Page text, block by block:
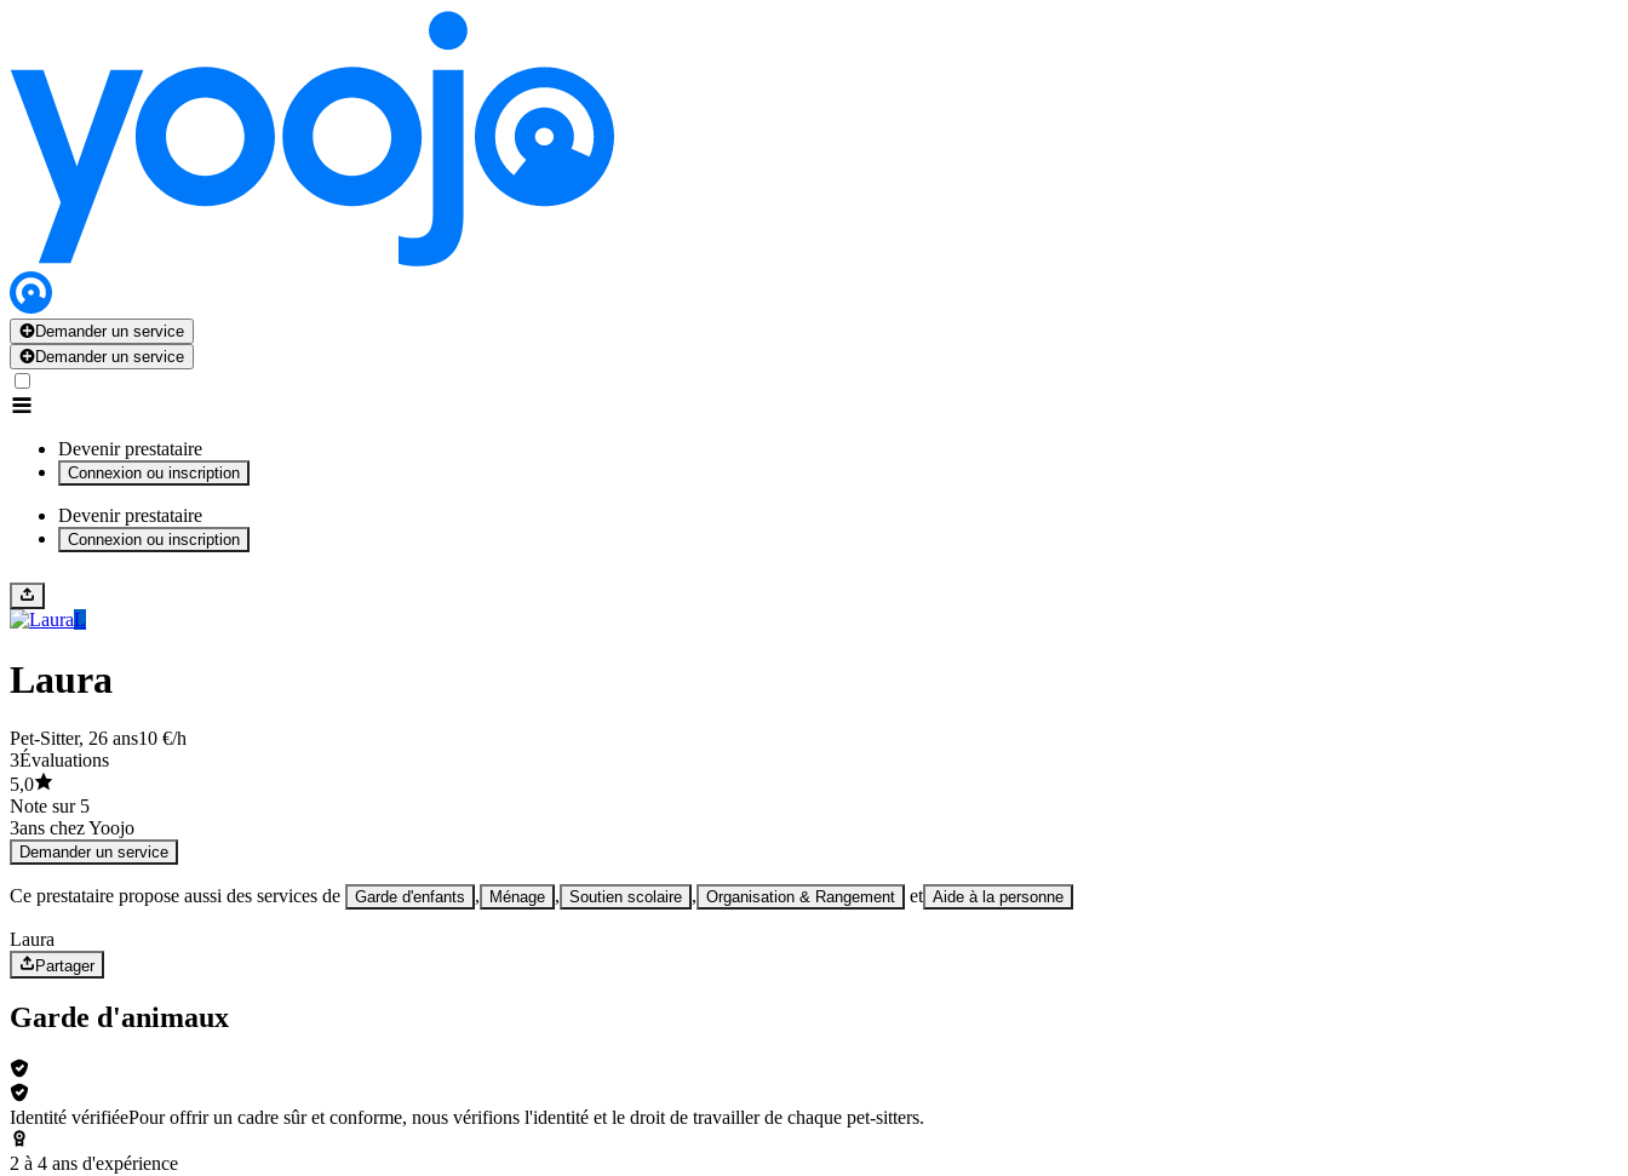
Demander un service
Demander un service
Devenir prestataire
Connexion ou inscription
Devenir prestataire
Connexion ou inscription
L
Laura
Pet-Sitter, 26 ans10 €/h
3Évaluations
5,0
Note sur 5
3ans chez Yoojo
Demander un service
Ce prestataire propose aussi des services de Garde d'enfants , Ménage , Soutien scolaire , Organisation & Rangement et Aide à la personne
Laura
Partager
Garde d'animaux
Identité vérifiéePour offrir un cadre sûr et conforme, nous vérifions l'identité et le droit de travailler de chaque pet-sitters.
2 à 4 ans d'expérience